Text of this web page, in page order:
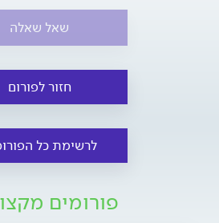
שאל שאלה
חזור לפורום
לרשימת כל
פורומים